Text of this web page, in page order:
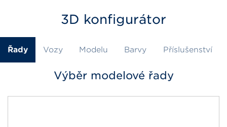
3D konfigurátor
Řady Vozy Modelu Barvy Příslušenství
Výběr modelové řady